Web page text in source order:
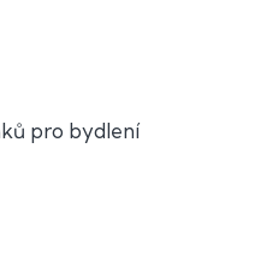
pro bydlení